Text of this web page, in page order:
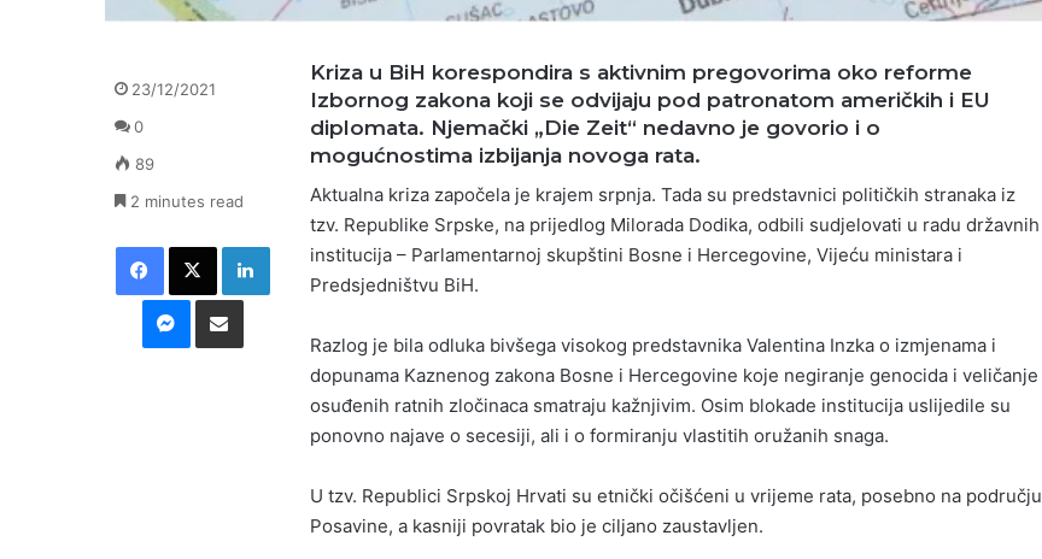
Kriza u BiH korespondira s aktivnim pregovorima oko reforme
Izbornog zakona koji se odvijaju pod patronatom američkih i EU
diplomata. Njemački „Die Zeit“ nedavno je govorio i o
mogućnostima izbijanja novoga rata.
Aktualna kriza započela je krajem srpnja. Tada su predstavnici političkih stranaka iz
tzv. Republike Srpske, na prijedlog Milorada Dodika, odbili sudjelovati u radu državnih
institucija – Parlamentarnoj skupštini Bosne i Hercegovine, Vijeću ministara i
Predsjedništvu BiH.
Razlog je bila odluka bivšega visokog predstavnika Valentina Inzka o izmjenama i
dopunama Kaznenog zakona Bosne i Hercegovine koje negiranje genocida i veličanje
osuđenih ratnih zločinaca smatraju kažnjivim. Osim blokade institucija uslijedile su
ponovno najave o secesiji, ali i o formiranju vlastitih oružanih snaga.
U tzv. Republici Srpskoj Hrvati su etnički očišćeni u vrijeme rata, posebno na području
Posavine, a kasniji povratak bio je ciljano zaustavljen.
23/12/2021
0
89
2 minutes read
Facebook
X LinkedIn
Messenger
Podijeli putem E-maila